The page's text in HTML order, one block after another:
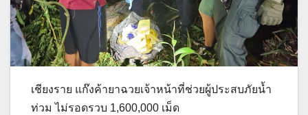
เชียงราย แก๊งค้ายาฉวยเจ้าหน้าที่ช่วยผู้ประสบภัยน้ำ
ท่วม ไม่รอดรวบ 1,600,000 เม็ด